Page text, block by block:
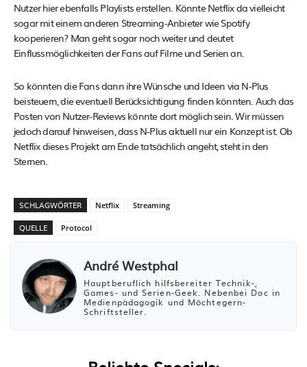
Nutzer hier ebenfalls Playlists erstellen. Könnte Netflix da vielleicht
sogar mit einem anderen Streaming-Anbieter wie Spotify
kooperieren? Man geht sogar noch weiter und deutet
Einflussmöglichkeiten der Fans auf Filme und Serien an.
So könnten die Fans dann ihre Wünsche und Ideen via N-Plus
beisteuern, die eventuell Berücksichtigung finden könnten. Auch das
Posten von Nutzer-Reviews könnte dort möglich sein. Wir müssen
jedoch darauf hinweisen, dass N-Plus aktuell nur ein Konzept ist. Ob
Netflix dieses Projekt am Ende tatsächlich angeht, steht in den
Sternen.
SCHLAGWÖRTER Netflix Streaming
QUELLE Protocol
André Westphal
Hauptberuflich hilfsbereiter Technik-,
Games- und Serien-Geek. Nebenbei Doc in
Medienpädagogik und Möchtegern-
Schriftsteller.